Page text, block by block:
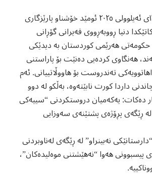
ئەمڕۆ چوارشەممە ١٧ی ئەیلوولی ٢٠٢٥ ئومێد خۆشناو پارێزگاری
دنیا ڕووبەڕووی قەیرانی گۆڕانی
حكومەتی هەرێمی کوردستان بە دیدێکی
هەنگاوی کردەیی دەنێت بۆ پاراستنی
تەندروست بۆ هاووڵاتییانی. ئەم
داردا کورت نابێتەوە، بەڵکو لە دوو
دەکات: یەکەمیان دروستکردنی “سییەکی
ڕێگەی پڕۆژەی پشتێنەی سەوزایی
نەبینراو” لە ڕێگەی لەناوبردنی
پیسبوونی هەوا “نەهێشتنی موەلیدەكان”،